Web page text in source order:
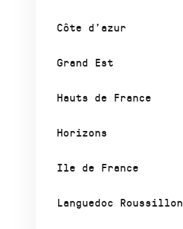
Côte d’azur
Grand Est
Hauts de France
Horizons
Ile de France
Languedoc Roussillon